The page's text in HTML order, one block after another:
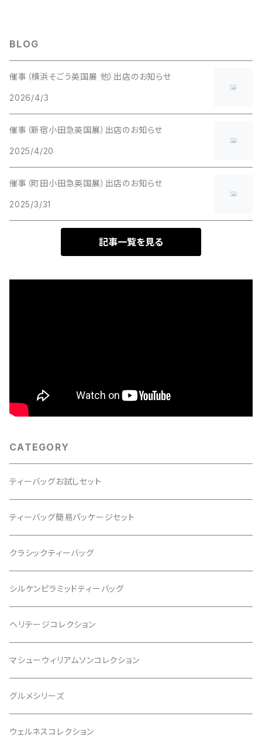
BLOG
催事（横浜そごう英国展 他）出店のお知らせ
2026/4/3
催事（新宿小田急英国展）出店のお知らせ
2025/4/20
催事（町田小田急英国展）出店のお知らせ
2025/3/31
記事一覧を見る
CATEGORY
ティーバッグお試しセット
ティーバッグ簡易パッケージセット
クラシックティーバッグ
シルケンピラミッドティーバッグ
ヘリテージコレクション
マシューウィリアムソンコレクション
グルメシリーズ
ウェルネスコレクション